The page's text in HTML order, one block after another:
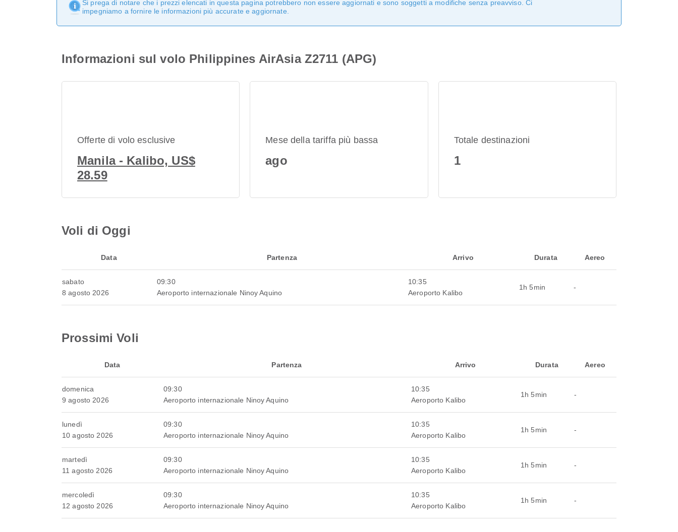
Si prega di notare che i prezzi elencati in questa pagina potrebbero non essere aggiornati e sono soggetti a modifiche senza preavviso. Ci
impegniamo a fornire le informazioni più accurate e aggiornate.
Informazioni sul volo Philippines AirAsia Z2711 (APG)
Offerte di volo esclusive
Manila - Kalibo, US$
28.59
Mese della tariffa più bassa
ago
Totale destinazioni
1
Voli di Oggi
Data Partenza Arrivo Durata Aereo
sabato
8 agosto 2026
09:30
Aeroporto internazionale Ninoy Aquino
10:35
Aeroporto Kalibo
1h 5min -
Prossimi Voli
Data Partenza Arrivo Durata Aereo
domenica
9 agosto 2026
09:30
Aeroporto internazionale Ninoy Aquino
10:35
Aeroporto Kalibo
1h 5min -
lunedì
10 agosto 2026
09:30
Aeroporto internazionale Ninoy Aquino
10:35
Aeroporto Kalibo
1h 5min -
martedì
11 agosto 2026
09:30
Aeroporto internazionale Ninoy Aquino
10:35
Aeroporto Kalibo
1h 5min -
mercoledì
12 agosto 2026
09:30
Aeroporto internazionale Ninoy Aquino
10:35
Aeroporto Kalibo
1h 5min -